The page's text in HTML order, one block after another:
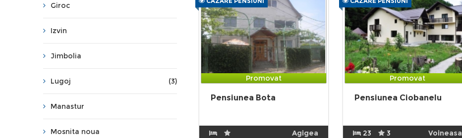
Giroc
Izvin
Jimbolia
Lugoj (3)
Manastur
Mosnita noua
Promovat
Pensiunea Bota
Agigea
Promovat
Pensiunea Ciobanelu
23 3 Voineasa